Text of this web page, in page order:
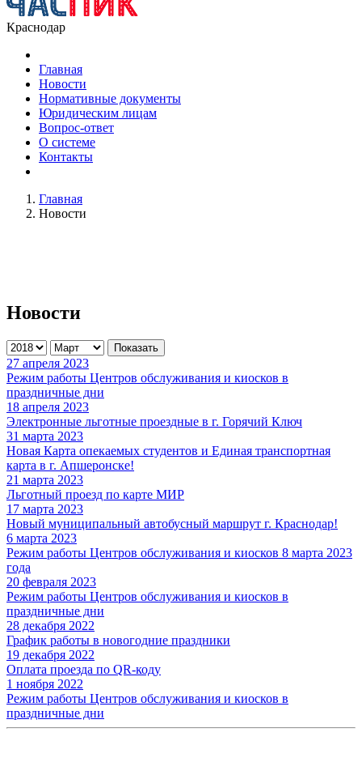
Краснодар
Главная
Новости
Нормативные документы
Юридическим лицам
Вопрос-ответ
О системе
Контакты
Главная
Новости
Новости
Показать
27 апреля 2023
Режим работы Центров обслуживания и киосков в
праздничные дни
18 апреля 2023
Электронные льготные проездные в г. Горячий Ключ
31 марта 2023
Новая Карта опекаемых студентов и Единая транспортная
карта в г. Апшеронске!
21 марта 2023
Льготный проезд по карте МИР
17 марта 2023
Новый муниципальный автобусный маршрут г. Краснодар!
6 марта 2023
Режим работы Центров обслуживания и киосков 8 марта 2023
года
20 февраля 2023
Режим работы Центров обслуживания и киосков в
праздничные дни
28 декабря 2022
График работы в новогодние праздники
19 декабря 2022
Оплата проезда по QR-коду
1 ноября 2022
Режим работы Центров обслуживания и киосков в
праздничные дни